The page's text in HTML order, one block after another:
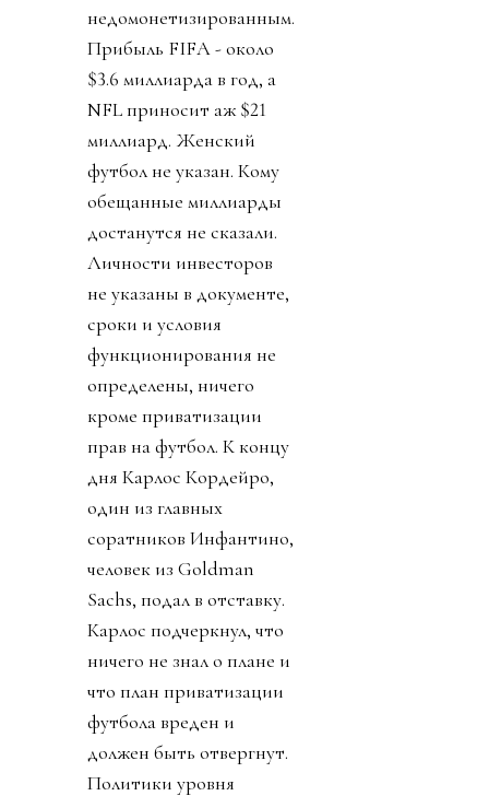
недомонетизированным.
Прибыль FIFA - около
$3.6 миллиарда в год, а
NFL приносит аж $21
миллиард. Женский
футбол не указан. Кому
обещанные миллиарды
достанутся не сказали.
Личности инвесторов
не указаны в документе,
сроки и условия
функционирования не
определены, ничего
кроме приватизации
прав на футбол. К концу
дня Карлос Кордейро,
один из главных
соратников Инфантино,
человек из Goldman
Sachs, подал в отставку.
Карлос подчеркнул, что
ничего не знал о плане и
что план приватизации
футбола вреден и
должен быть отвергнут.
Политики уровня